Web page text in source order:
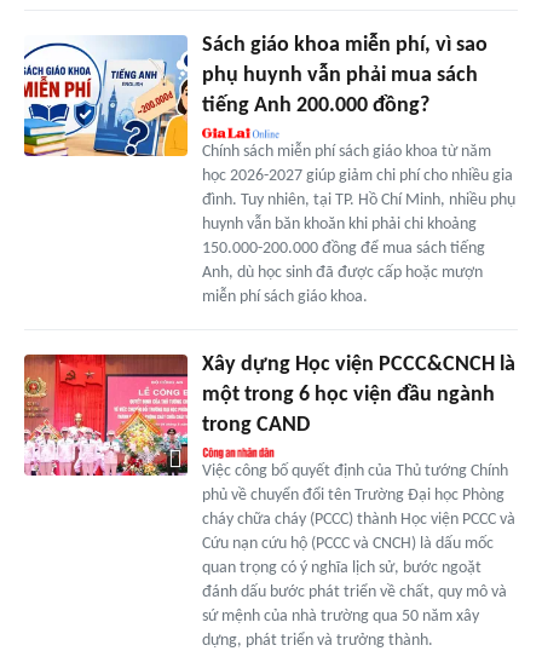
Sách giáo khoa miễn phí, vì sao
phụ huynh vẫn phải mua sách
tiếng Anh 200.000 đồng?
Chính sách miễn phí sách giáo khoa từ năm
học 2026-2027 giúp giảm chi phí cho nhiều gia
đình. Tuy nhiên, tại TP. Hồ Chí Minh, nhiều phụ
huynh vẫn băn khoăn khi phải chi khoảng
150.000-200.000 đồng để mua sách tiếng
Anh, dù học sinh đã được cấp hoặc mượn
miễn phí sách giáo khoa.
Xây dựng Học viện PCCC&CNCH là
một trong 6 học viện đầu ngành
trong CAND
Việc công bố quyết định của Thủ tướng Chính
phủ về chuyển đổi tên Trường Đại học Phòng
cháy chữa cháy (PCCC) thành Học viện PCCC và
Cứu nạn cứu hộ (PCCC và CNCH) là dấu mốc
quan trọng có ý nghĩa lịch sử, bước ngoặt
đánh dấu bước phát triển về chất, quy mô và
sứ mệnh của nhà trường qua 50 năm xây
dựng, phát triển và trưởng thành.